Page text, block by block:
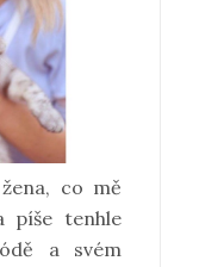
co mě
píše tenhle
a svém